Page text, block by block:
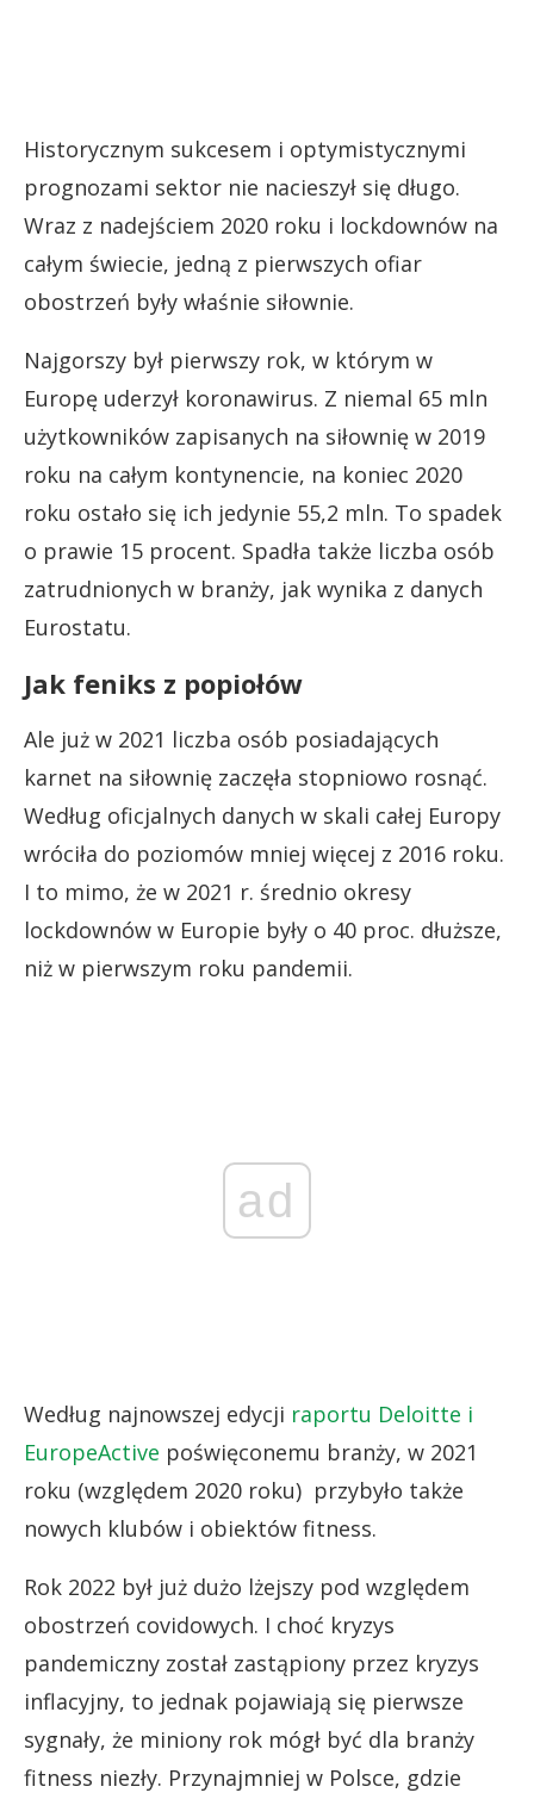
Historycznym sukcesem i optymistycznymi
prognozami sektor nie nacieszył się długo.
Wraz z nadejściem 2020 roku i lockdownów na
całym świecie, jedną z pierwszych ofiar
obostrzeń były właśnie siłownie.
Najgorszy był pierwszy rok, w którym w
Europę uderzył koronawirus. Z niemal 65 mln
użytkowników zapisanych na siłownię w 2019
roku na całym kontynencie, na koniec 2020
roku ostało się ich jedynie 55,2 mln. To spadek
o prawie 15 procent. Spadła także liczba osób
zatrudnionych w branży, jak wynika z danych
Eurostatu.
Jak feniks z popiołów
Ale już w 2021 liczba osób posiadających
karnet na siłownię zaczęła stopniowo rosnąć.
Według oficjalnych danych w skali całej Europy
wróciła do poziomów mniej więcej z 2016 roku.
I to mimo, że w 2021 r. średnio okresy
lockdownów w Europie były o 40 proc. dłuższe,
niż w pierwszym roku pandemii.
ad
Według najnowszej edycji raportu Deloitte i
EuropeActive poświęconemu branży, w 2021
roku (względem 2020 roku) przybyło także
nowych klubów i obiektów fitness.
Rok 2022 był już dużo lżejszy pod względem
obostrzeń covidowych. I choć kryzys
pandemiczny został zastąpiony przez kryzys
inflacyjny, to jednak pojawiają się pierwsze
sygnały, że miniony rok mógł być dla branży
fitness niezły. Przynajmniej w Polsce, gdzie